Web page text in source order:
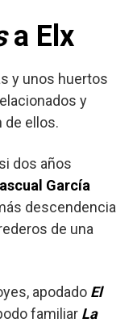
a Elx
y unos huertos
y
de ellos.
dos años
García
descendencia
de una
apodado El
familiar La